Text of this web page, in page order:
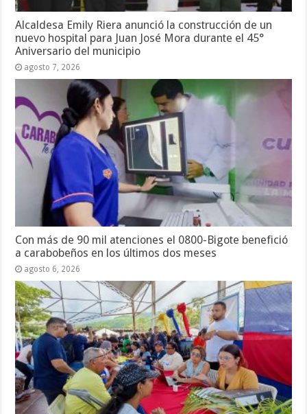
Alcaldesa Emily Riera anunció la construcción de un
nuevo hospital para Juan José Mora durante el 45°
Aniversario del municipio
agosto 7, 2026
Con más de 90 mil atenciones el 0800-Bigote benefició
a carabobeños en los últimos dos meses
agosto 6, 2026